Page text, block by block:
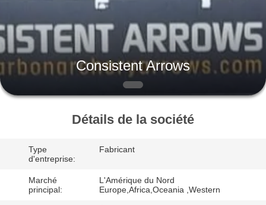
PRODUITS
AU
SUJET
DE
VISITE
D'USINE
Consistent Arrows
Détails de la société
Type
d'entreprise:
Fabricant
Marché
principal:
L'Amérique du Nord
Europe,Africa,Oceania ,Western